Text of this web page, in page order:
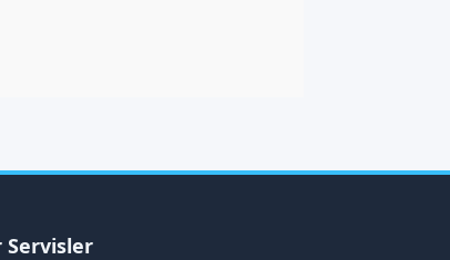
Servisler